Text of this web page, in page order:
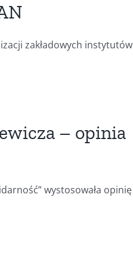
zakładowych instytutów
– opinia
wystosowała opinię